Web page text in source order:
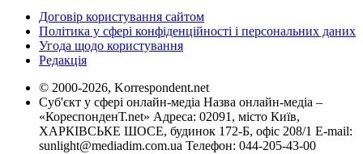
Договір користування сайтом
Політика у сфері конфіденційності і персональних даних
Угода щодо користування
Редакція
© 2000-2026, Korrespondent.net
Суб'єкт у сфері онлайн-медіа Назва онлайн-медіа –
«КореспонденТ.net» Адреса: 02091, місто Київ,
ХАРКІВСЬКЕ ШОСЕ, будинок 172-Б, офіс 208/1 E-mail:
sunlight@mediadim.com.ua Телефон: 044-205-43-00